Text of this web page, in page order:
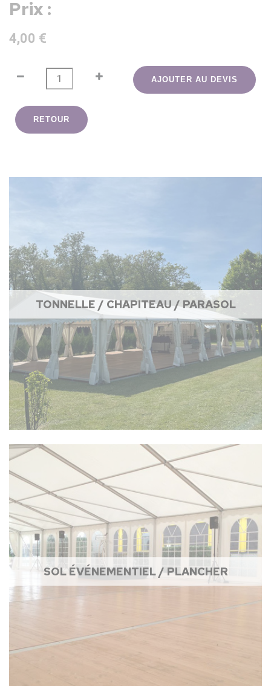
Prix :
4,00 €
AJOUTER AU DEVIS
RETOUR
TONNELLE / CHAPITEAU / PARASOL
SOL ÉVÉNEMENTIEL / PLANCHER